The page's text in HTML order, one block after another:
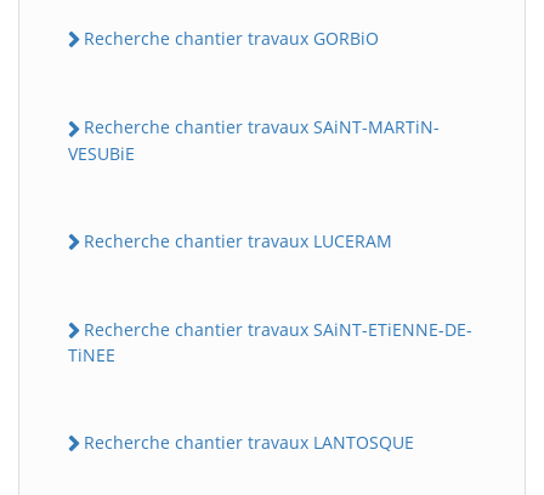
Recherche chantier travaux GORBiO
Recherche chantier travaux SAiNT-MARTiN-
VESUBiE
Recherche chantier travaux LUCERAM
Recherche chantier travaux SAiNT-ETiENNE-DE-
TiNEE
Recherche chantier travaux LANTOSQUE